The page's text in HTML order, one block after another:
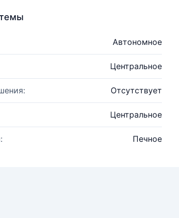
Автономное
Центральное
Отсутствует
Центральное
Печное